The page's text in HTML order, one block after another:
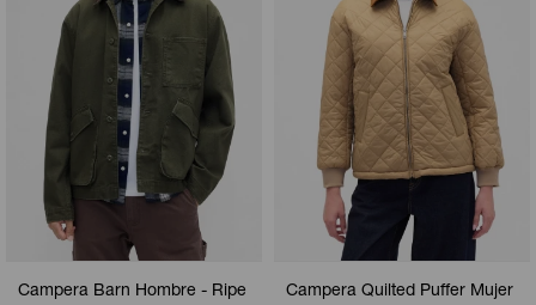
Campera Barn Hombre - Ripe
Campera Quilted Puffer Mujer